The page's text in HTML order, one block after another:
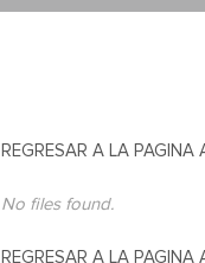
REGRESAR A LA PAGINA
No files found.
REGRESAR A LA PAGINA